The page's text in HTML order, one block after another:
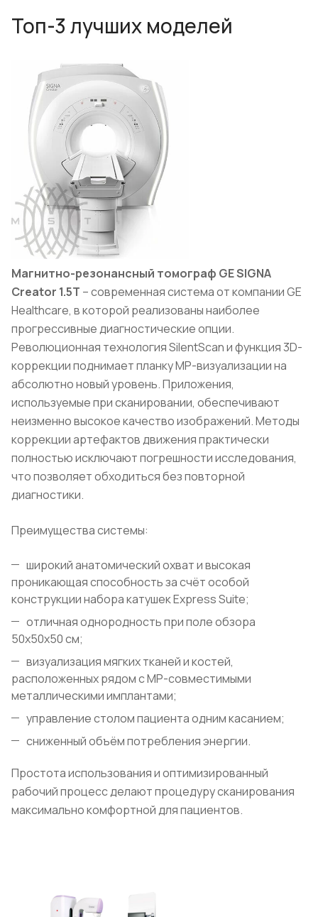
Топ-3 лучших моделей
Магнитно-резонансный томограф GE SIGNA
Creator 1.5T – современная система от компании GE
Healthcare, в которой реализованы наиболее
прогрессивные диагностические опции.
Революционная технология SilentScan и функция 3D-
коррекции поднимает планку МР-визуализации на
абсолютно новый уровень. Приложения,
используемые при сканировании, обеспечивают
неизменно высокое качество изображений. Методы
коррекции артефактов движения практически
полностью исключают погрешности исследования,
что позволяет обходиться без повторной
диагностики.
Преимущества системы:
широкий анатомический охват и высокая
проникающая способность за счёт особой
конструкции набора катушек Express Suite;
отличная однородность при поле обзора
50х50х50 см;
визуализация мягких тканей и костей,
расположенных рядом с МР-совместимыми
металлическими имплантами;
управление столом пациента одним касанием;
сниженный объём потребления энергии.
Простота использования и оптимизированный
рабочий процесс делают процедуру сканирования
максимально комфортной для пациентов.